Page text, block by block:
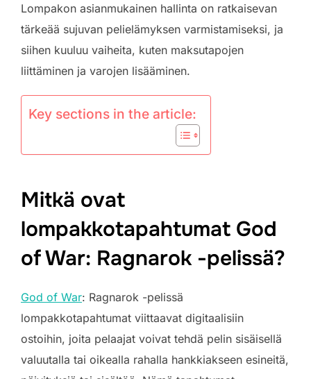
Lompakon asianmukainen hallinta on ratkaisevan
tärkeää sujuvan pelielämyksen varmistamiseksi, ja
siihen kuuluu vaiheita, kuten maksutapojen
liittäminen ja varojen lisääminen.
Key sections in the article:
Mitkä ovat
lompakkotapahtumat God
of War: Ragnarok -pelissä?
God of War: Ragnarok -pelissä
lompakkotapahtumat viittaavat digitaalisiin
ostoihin, joita pelaajat voivat tehdä pelin sisäisellä
valuutalla tai oikealla rahalla hankkiakseen esineitä,